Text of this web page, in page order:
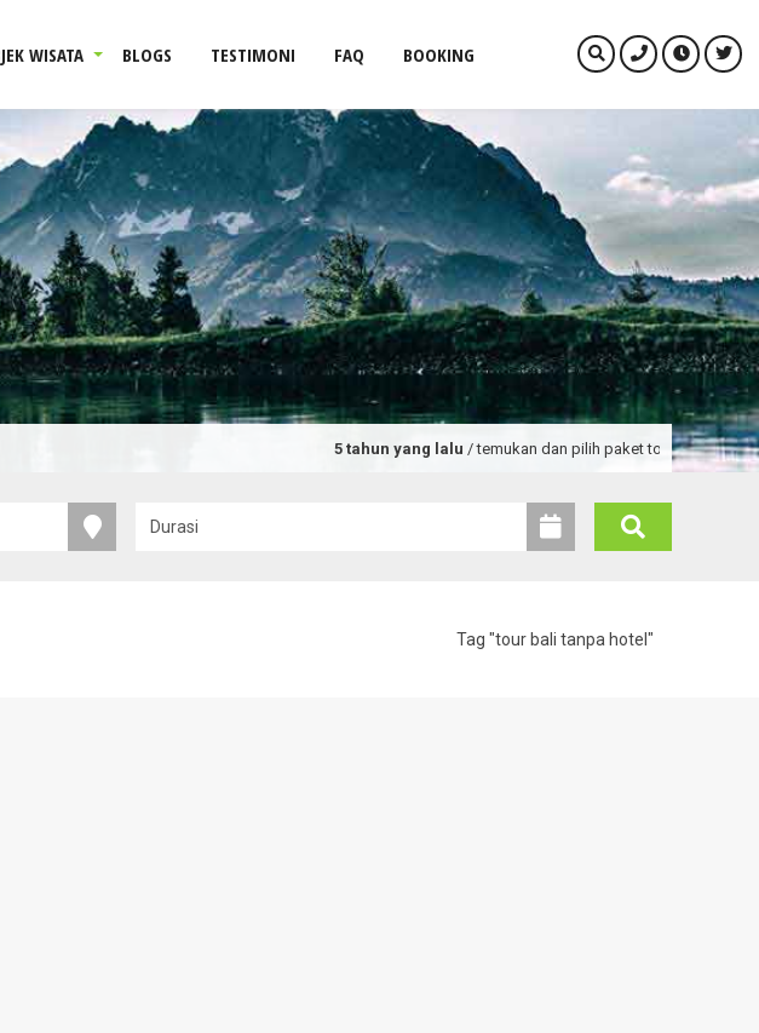
WISATA BLOGS TESTIMONI FAQ BOOKING
5 tahun yang lalu/ temukan dan pilih paket tour dan promo
Tag "tour bali tanpa hotel"